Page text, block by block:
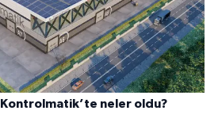
Kontrolmatik’te neler oldu?